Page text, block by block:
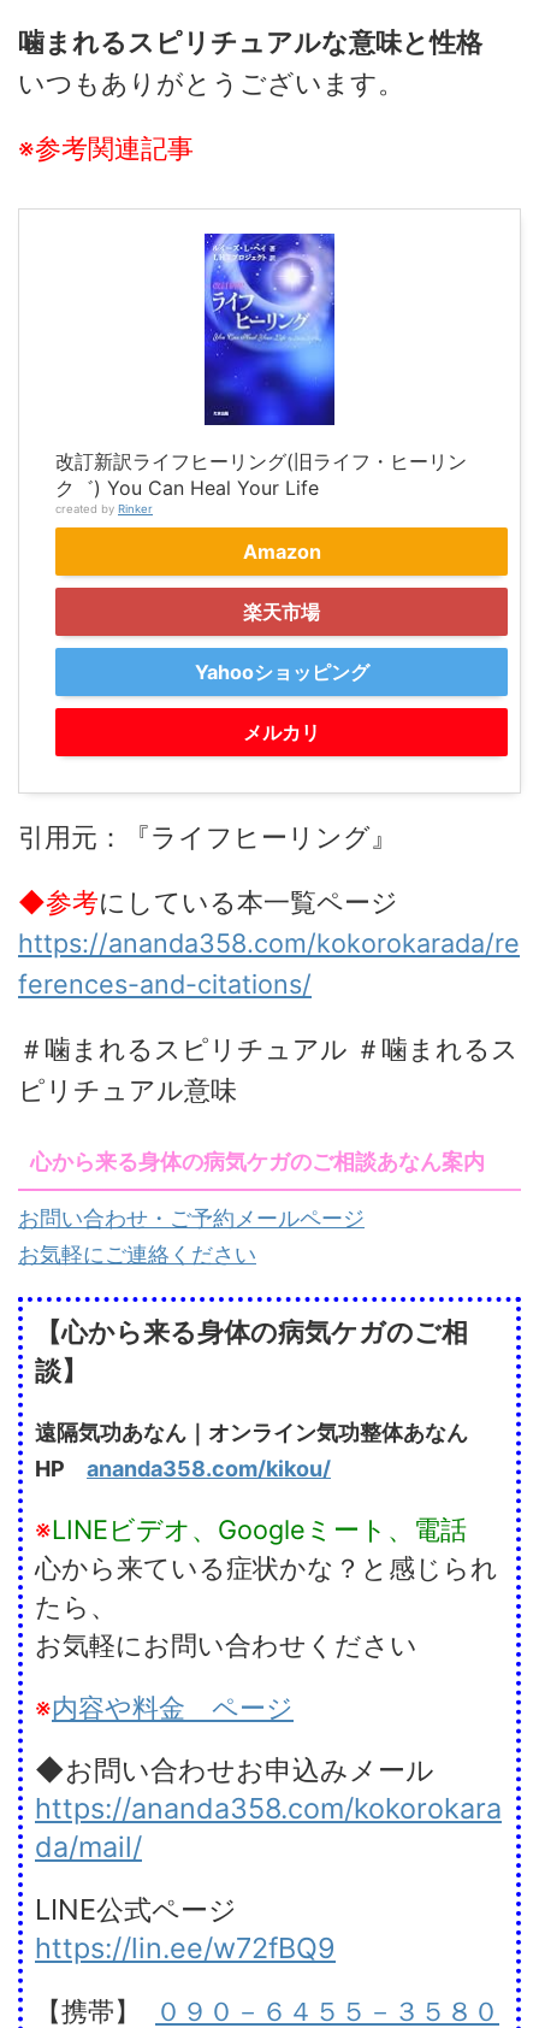
噛まれるスピリチュアルな意味と性格
いつもありがとうございます。
※参考関連記事
改訂新訳ライフヒーリング(旧ライフ・ヒーリン
ク゛) You Can Heal Your Life
created by Rinker
Amazon
楽天市場
Yahooショッピング
メルカリ
引用元：『ライフヒーリング』
◆参考にしている本一覧ページ
https://ananda358.com/kokorokarada/re
ferences-and-citations/
＃噛まれるスピリチュアル ＃噛まれるス
ピリチュアル意味
心から来る身体の病気ケガのご相談あなん案内
お問い合わせ・ご予約メールページ
お気軽にご連絡ください
【心から来る身体の病気ケガのご相
談】
遠隔気功あなん｜オンライン気功整体あなん
HP ananda358.com/kikou/
※LINEビデオ、Googleミート、電話
心から来ている症状かな？と感じられ
たら、
お気軽にお問い合わせください
※内容や料金 ページ
◆お問い合わせお申込みメール
https://ananda358.com/kokorokara
da/mail/
LINE公式ページ
https://lin.ee/w72fBQ9
【携帯】
０９０－６４５５－３５８０